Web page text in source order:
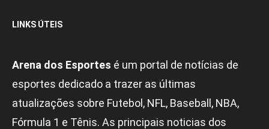
LINKS ÚTEIS
Arena dos Esportes é um portal de notícias de
esportes dedicado a trazer as últimas
atualizações sobre Futebol, NFL, Baseball, NBA,
Fórmula 1 e Tênis. As principais noticias dos